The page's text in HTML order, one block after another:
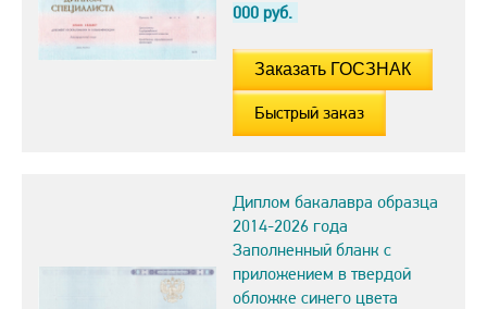
000 руб.
Быстрый заказ
Диплом бакалавра образца
2014-2026 года
Заполненный бланк с
приложением в твердой
обложке синего цвета